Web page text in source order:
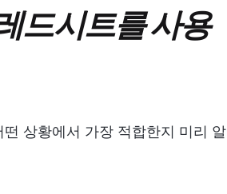
드시트를 사용
상황에서 가장 적합한지 미리 알